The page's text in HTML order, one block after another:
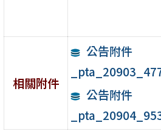
相關附件
公告附件
公告附件